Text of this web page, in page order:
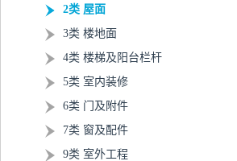
2类 屋面
3类 楼地面
4类 楼梯及阳台栏杆
5类 室内装修
6类 门及附件
7类 窗及配件
9类 室外工程